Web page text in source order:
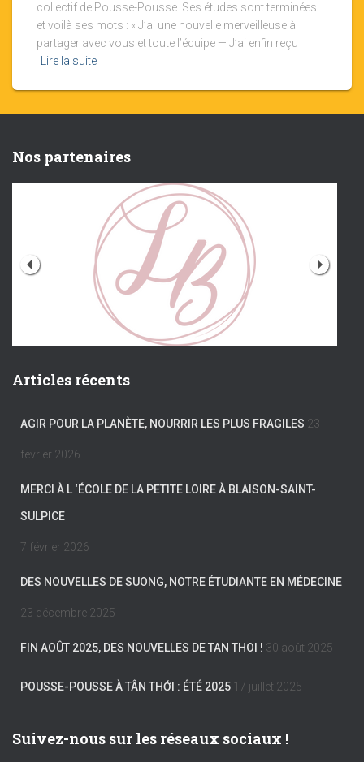
collectif de Pousse-Pousse. Ses études sont terminées
et voilà ses mots : « J’ai une nouvelle merveilleuse à
partager avec vous et toute l’équipe — J’ai enfin reçu
Lire la suite
Nos partenaires
Articles récents
AGIR POUR LA PLANÈTE, NOURRIR LES PLUS FRAGILES 23
février 2026
MERCI À L ‘ÉCOLE DE LA PETITE LOIRE À BLAISON-SAINT-
SULPICE
7 février 2026
DES NOUVELLES DE SUONG, NOTRE ÉTUDIANTE EN MÉDECINE
23 décembre 2025
FIN AOÛT 2025, DES NOUVELLES DE TAN THOI ! 30 août 2025
POUSSE-POUSSE À TÂN THỚI : ÉTÉ 2025 17 juillet 2025
Suivez-nous sur les réseaux sociaux !